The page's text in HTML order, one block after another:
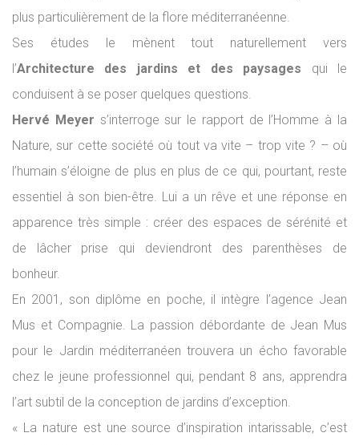
plus particulièrement de la flore méditerranéenne.
Ses études le mènent tout naturellement vers
l’Architecture des jardins et des paysages qui le
conduisent à se poser quelques questions.
Hervé Meyer s’interroge sur le rapport de l’Homme à la
Nature, sur cette société où tout va vite – trop vite ? – où
l’humain s’éloigne de plus en plus de ce qui, pourtant, reste
essentiel à son bien-être. Lui a un rêve et une réponse en
apparence très simple : créer des espaces de sérénité et
de lâcher prise qui deviendront des parenthèses de
bonheur.
En 2001, son diplôme en poche, il intègre l’agence Jean
Mus et Compagnie. La passion débordante de Jean Mus
pour le Jardin méditerranéen trouvera un écho favorable
chez le jeune professionnel qui, pendant 8 ans, apprendra
l’art subtil de la conception de jardins d’exception.
« La nature est une source d’inspiration intarissable, c’est